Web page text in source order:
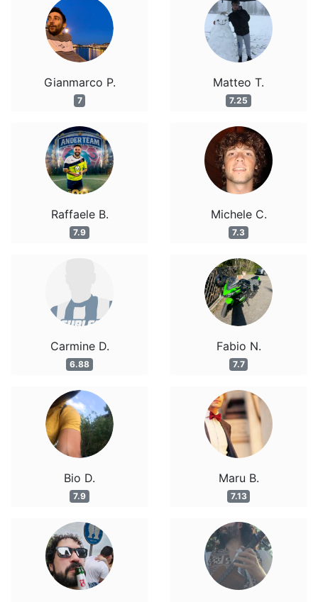
Gianmarco P.
7
Raffaele B.
7.9
Carmine D.
6.88
Bio D.
7.9
Matteo T.
7.25
Michele C.
7.3
Fabio N.
7.7
Maru B.
7.13